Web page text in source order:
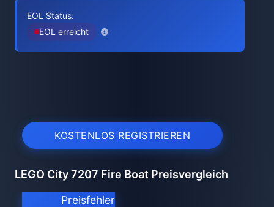
EOL Status:
EOL erreicht
KOSTENLOS REGISTRIEREN
LEGO City 7207 Fire Boat Preisvergleich
Preisfehler